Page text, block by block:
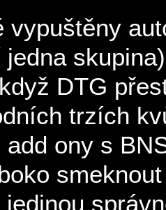
vypuštěny
DTG
trzích
add ony s
jedinou